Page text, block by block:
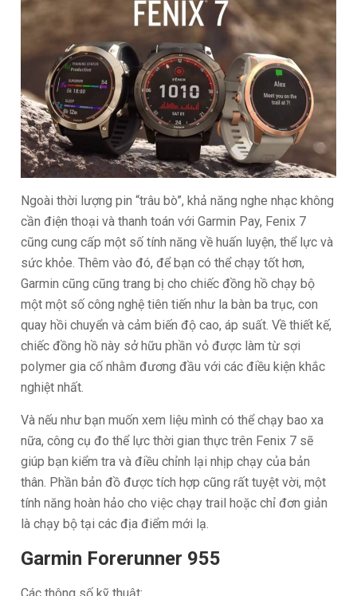
Ngoài thời lượng pin “trâu bò”, khả năng nghe nhạc không
cần điện thoại và thanh toán với Garmin Pay, Fenix 7
cũng cung cấp một số tính năng về huấn luyện, thể lực và
sức khỏe. Thêm vào đó, để bạn có thể chạy tốt hơn,
Garmin cũng cũng trang bị cho chiếc đồng hồ chạy bộ
một một số công nghệ tiên tiến như la bàn ba trục, con
quay hồi chuyển và cảm biến độ cao, áp suất. Về thiết kế,
chiếc đồng hồ này sở hữu phần vỏ được làm từ sợi
polymer gia cố nhằm đương đầu với các điều kiện khắc
nghiệt nhất.
Và nếu như bạn muốn xem liệu mình có thể chạy bao xa
nữa, công cụ đo thể lực thời gian thực trên Fenix 7 sẽ
giúp bạn kiểm tra và điều chỉnh lại nhịp chạy của bản
thân. Phần bản đồ được tích hợp cũng rất tuyệt vời, một
tính năng hoàn hảo cho việc chạy trail hoặc chỉ đơn giản
là chạy bộ tại các địa điểm mới lạ.
Garmin Forerunner 955